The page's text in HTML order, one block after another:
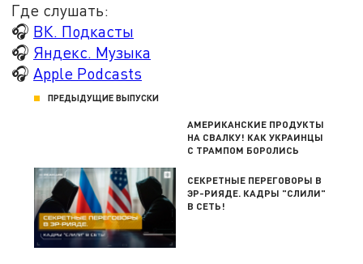
Где слушать:
🎧 ВК. Подкасты
🎧 Яндекс. Музыка
🎧 Apple Podcasts
ПРЕДЫДУЩИЕ ВЫПУСКИ
АМЕРИКАНСКИЕ ПРОДУКТЫ
НА СВАЛКУ! КАК УКРАИНЦЫ
С ТРАМПОМ БОРОЛИСЬ
СЕКРЕТНЫЕ ПЕРЕГОВОРЫ В
ЭР-РИЯДЕ. КАДРЫ "СЛИЛИ"
В СЕТЬ!